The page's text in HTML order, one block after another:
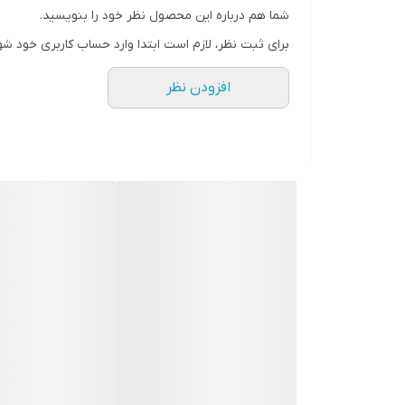
شما هم درباره این محصول نظر خود را بنویسید.
برای ثبت نظر، لازم است ابتدا وارد حساب کاربری خود
افزودن نظر